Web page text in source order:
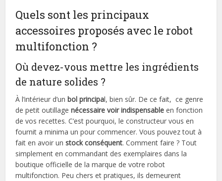
Quels sont les principaux
accessoires proposés avec le robot
multifonction ?
Où devez-vous mettre les ingrédients
de nature solides ?
À l’intérieur d’un bol principal, bien sûr. De ce fait, ce genre
de petit outillagenécessaire voir indispensable en fonction
de vos recettes. C’est pourquoi, le constructeur vous en
fournit a minima un pour commencer. Vous pouvez tout à
fait en avoir un stock conséquent. Comment faire ? Tout
simplement en commandant des exemplaires dans la
boutique officielle de la marque de votre robot
multifonction. Peu chers et pratiques, ils demeurent